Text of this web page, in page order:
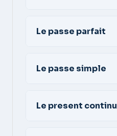
Le passe parfait
Le passe simple
Le present continu